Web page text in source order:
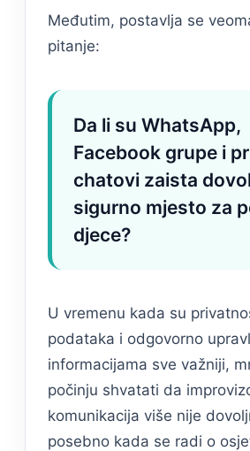
Međutim, postavlja se
pitanje:
Da li su WhatsApp,
Facebook grupe i
chatovi zaista
sigurno mjesto za
djece?
U vremenu kada su
podataka i odgovorno
informacijama sve važniji,
počinju shvatati da
komunikacija više nije
posebno kada se radi o